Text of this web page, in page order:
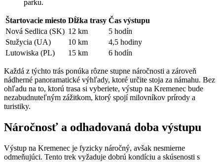
parku.
Štartovacie miesto Dĺžka trasy Čas výstupu
Nová Sedlica (SK) 12 km
5 hodín
Stužycia (UA)
10‌ km
4,5 hodiny
Lutowiska (PL)
15⁤ km 6 hodín
Každá z​ týchto trás ponúka rôzne stupne ⁤náročnosti a zároveň
nádherné panoramatické výhľady, ktoré určite ⁢stoja za⁤ námahu. Bez
ohľadu na to, ktorú trasa si vyberiete, výstup na Kremenec bude
nezabudnuteľným zážitkom, ktorý⁤ spojí milovníkov prírody a
turistiky.
Náročnosť a odhadovaná doba výstupu
Výstup‍ na Kremenec je fyzicky náročný, avšak nesmierne
odmeňujúci. Tento trek vyžaduje dobrú kondíciu ‍a skúsenosti s